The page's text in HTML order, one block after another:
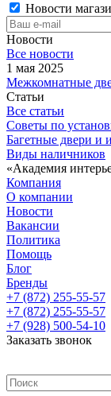
Новости
Новости
Все новости
1 мая 2025
Межкомнатные
Статьи
Все статьи
Советы по
Багетные двери и
Виды наличников
«Академия
Компания
О компании
Новости
Вакансии
Политика
Помощь
Блог
Бренды
+7 (872) 255-55-57
+7 (872) 255-55-57
+7 (928) 500-54-10
Заказать звонок